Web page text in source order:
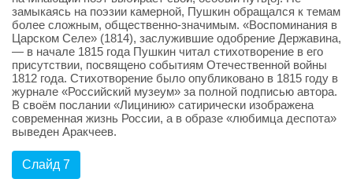
замыкаясь на поэзии камерной, Пушкин обращался к темам
более сложным, общественно-значимым. «Воспоминания в
Царском Селе» (1814), заслужившие одобрение Державина,
— в начале 1815 года Пушкин читал стихотворение в его
присутствии, посвящено событиям Отечественной войны
1812 года. Стихотворение было опубликовано в 1815 году в
журнале «Российский музеум» за полной подписью автора.
В своём послании «Лицинию» сатирически изображена
современная жизнь России, а в образе «любимца деспота»
выведен Аракчеев.
Слайд 7